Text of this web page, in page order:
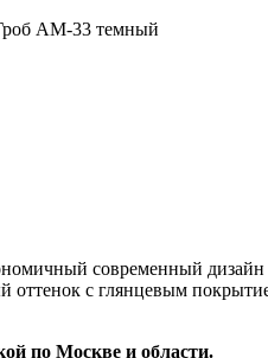
АМ-33 темный
современный
с глянцевым
по Москве и области.